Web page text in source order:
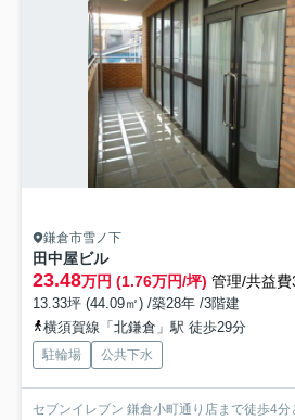
鎌倉市雪ノ下
田中屋ビル
23.48万円 (1.76万円/坪) 管理/共益
13.33坪 (44.09㎡) /築28年 /3階建
横須賀線「北鎌倉」駅 徒歩29分
駐輪場 公共下水
セブンイレブン 鎌倉小町通り店まで徒歩4